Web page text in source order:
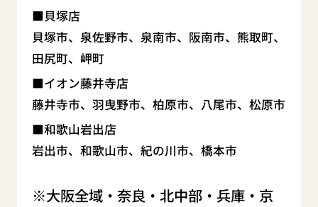
貝塚店
貝塚市、泉佐野市、泉南市、阪南市、熊取町、
田尻町、岬町
イオン藤井寺店
藤井寺市、羽曳野市、柏原市、八尾市、松原市
和歌山岩出店
岩出市、和歌山市、紀の川市、橋本市
大阪全域・奈良・北中部・兵庫・京